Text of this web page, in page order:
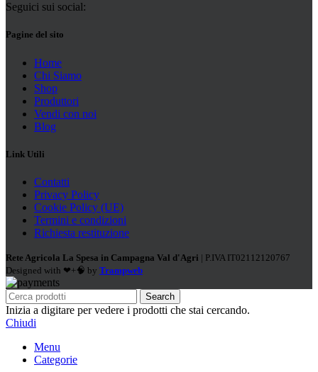
Seguici sui social:
Pagine del sito
Home
Chi Siamo
Shop
Produttori
Vendi con noi
Blog
Link Utili
Contatti
Privacy Policy
Cookie Policy (UE)
Termini e condizioni
Richiesta restituzione
Rete Agricola La Spesa in Campagna Val d'Agri | P.IVA IT02112120767
Designed with ❤+🧠 by Trampweb
Search
Inizia a digitare per vedere i prodotti che stai cercando.
Chiudi
Menu
Categorie